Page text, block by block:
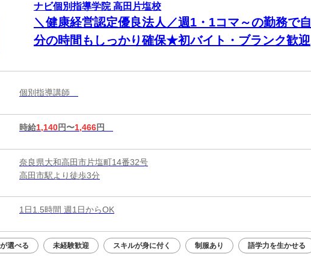
ナビ個別指導学院 高田片塩校
＼健康経営認定優良法人／週1・1コマ～の勤務で自
分の時間もしっかり確保★初バイト・ブランク歓迎
個別指導講師
時給1,140円〜1,466円
奈良県大和高田市片塩町14番32号
高田市駅より徒歩3分
1日1.5時間 週1日からOK
選べる 未経験歓迎 スキルが身に付く 制服あり 語学力を生かせる